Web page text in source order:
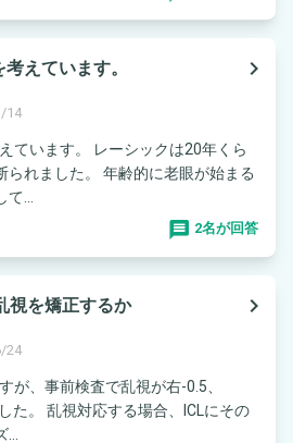
えています。
navigate_next
14
ています。 レーシックは20年くら
られました。 年齢的に老眼が始まる
...
2名が回答
視を矯正するか
navigate_next
24
が、事前検査で乱視が右-0.5、
た。 乱視対応する場合、ICLにその